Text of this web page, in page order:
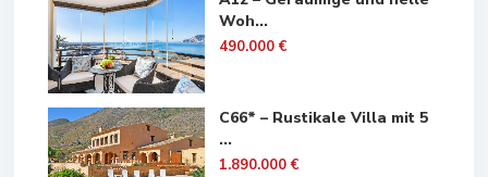
Woh...
490.000 €
C66* – Rustikale Villa mit 5
...
1.890.000 €